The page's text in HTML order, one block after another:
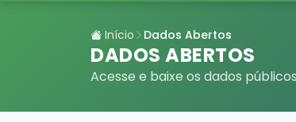
Início Dados Abertos
DADOS ABERTOS
Acesse e baixe os dados